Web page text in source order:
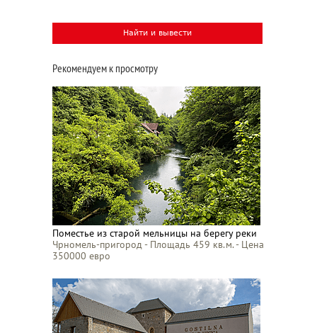
Рекомендуем к просмотру
Поместье из старой мельницы на берегу реки
Чрномель-пригород - Площадь 459 кв.м. - Цена
350000 евро